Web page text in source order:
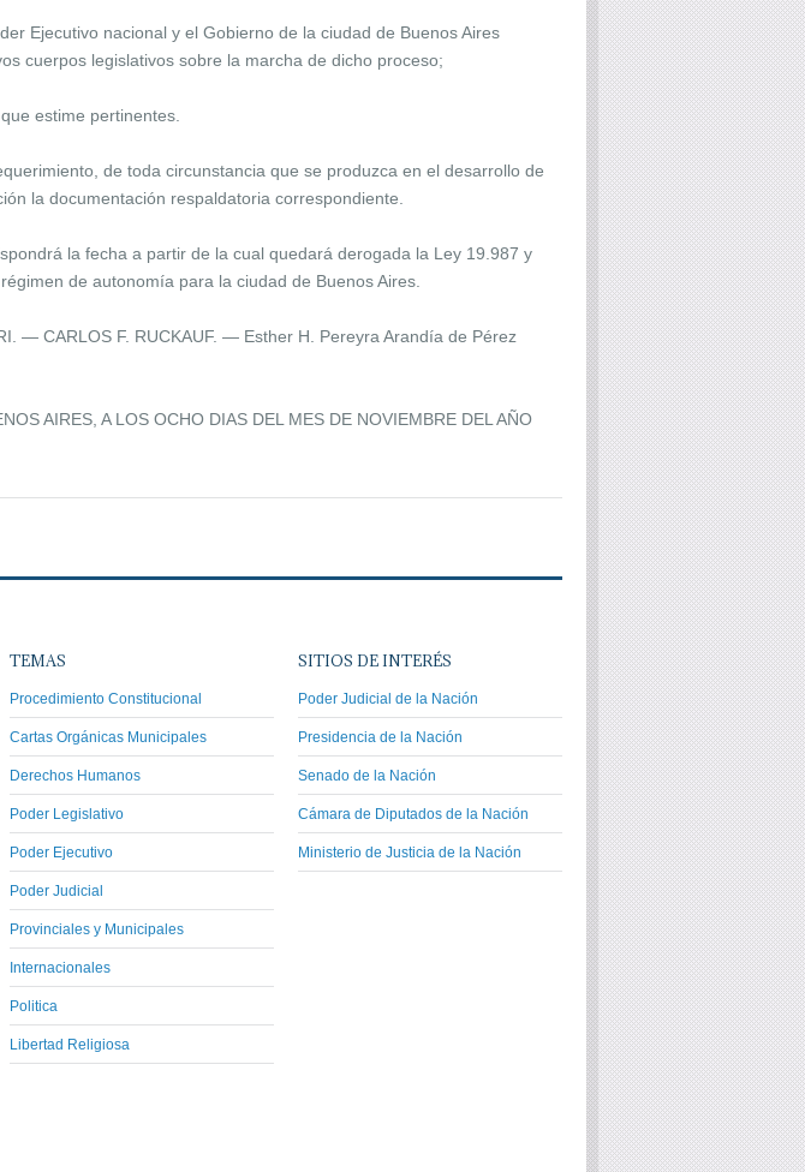
Ejecutivo nacional y el Gobierno de la ciudad de Buenos Aires
cuerpos legislativos sobre la marcha de dicho proceso;
estime pertinentes.
de toda circunstancia que se produzca en el desarrollo de
la documentación respaldatoria correspondiente.
la fecha a partir de la cual quedará derogada la Ley 19.987 y
de autonomía para la ciudad de Buenos Aires.
— CARLOS F. RUCKAUF. — Esther H. Pereyra Arandía de Pérez
AIRES, A LOS OCHO DIAS DEL MES DE NOVIEMBRE DEL AÑO
TEMAS
Procedimiento Constitucional
Cartas Orgánicas Municipales
Derechos Humanos
Poder Legislativo
Poder Ejecutivo
Poder Judicial
Provinciales y Municipales
Internacionales
Politica
Libertad Religiosa
SITIOS DE INTERÉS
Poder Judicial de la Nación
Presidencia de la Nación
Senado de la Nación
Cámara de Diputados de la Nación
Ministerio de Justicia de la Nación